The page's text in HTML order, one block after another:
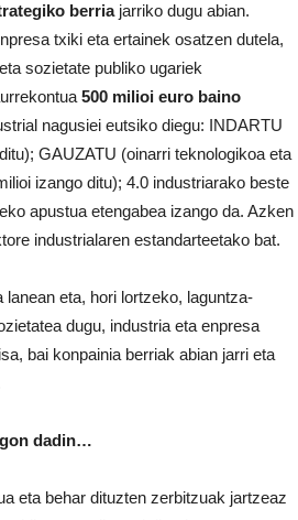
berriajarriko dugu abian.
txiki eta ertainek osatzen dutela,
sozietate publiko ugariek
500 milioi euro baino
nagusiei eutsiko diegu: INDARTU
GAUZATU (oinarri teknologikoa eta
izango ditu); 4.0 industriarako beste
apustua etengabea izango da. Azken
industrialaren estandarteetako bat.
eta, hori lortzeko, laguntza-
dugu, industria eta enpresa
bai konpainia berriak abian jarri eta
dadin…
eta behar dituzten zerbitzuak jartzeaz